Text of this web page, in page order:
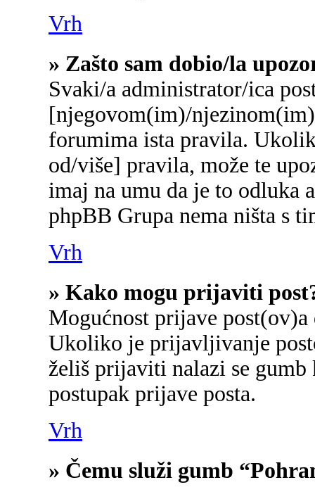
Vrh
» Zašto sam dobio/la
Svaki/a administrator/ica
[njegovom(im)/
forumima ista pravila.
od/više] pravila, može te
imaj na umu da je to odluka
phpBB Grupa nema ništa s
Vrh
» Kako mogu prijaviti
Mogućnost prijave
Ukoliko je prijavljivanje
želiš prijaviti nalazi se
postupak prijave posta.
Vrh
» Čemu služi gumb